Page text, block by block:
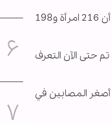
أعلنت المتحدثة باسم الحكومة الإيرانية فاطمة مهاجراني أن 216 امرأة و198
حتى الآن التعرف
المصابين في